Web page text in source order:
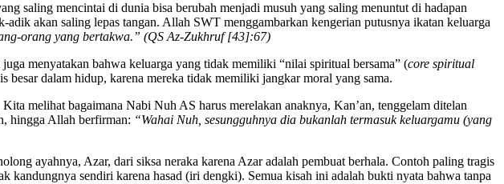
saling mencintai di dunia bisa berubah menjadi musuh yang saling menuntut di hadapan
akan saling lepas tangan. Allah SWT menggambarkan kengerian putusnya ikatan keluarga
orang yang bertakwa.” (QS Az-Zukhruf [43]:67)
menyatakan bahwa keluarga yang tidak memiliki “nilai spiritual bersama” (core spiritual
besar dalam hidup, karena mereka tidak memiliki jangkar moral yang sama.
melihat bagaimana Nabi Nuh AS harus merelakan anaknya, Kan’an, tenggelam ditelan
hingga Allah berfirman: “Wahai Nuh, sesungguhnya dia bukanlah termasuk keluargamu (yang
ayahnya, Azar, dari siksa neraka karena Azar adalah pembuat berhala. Contoh paling tragis
kandungnya sendiri karena hasad (iri dengki). Semua kisah ini adalah bukti nyata bahwa tanpa